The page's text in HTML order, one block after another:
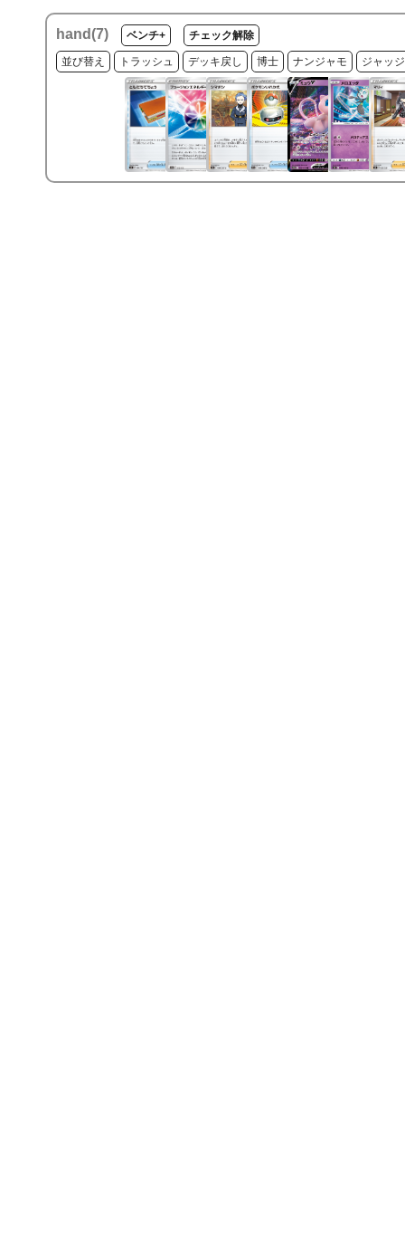
hand(7) ベンチ+ チェック解除
並び替え トラッシュ デッキ戻し 博士 ナンジャモ ジャッ